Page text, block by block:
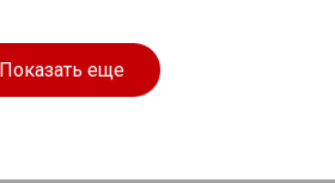
Показать еще